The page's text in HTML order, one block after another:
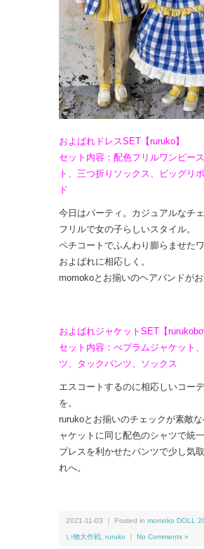
およばれドレスSET【ruruko】
セット内容：配色フリルワンピー
ト、三つ折りソックス、ビッグリ
ド
今日はパーティ。カジュアルなチ
フリルで女の子らしいスタイル。
ペチコートでふんわり膨らませた
およばれに相応しく。
momokoとお揃いのヘアバンドがお
およばれジャケットSET【
セット内容：ぺプラムジャケット
ツ、タックパンツ、ソックス
エスコートするのに相応しいコー
を。
rurukoとお揃いのチェックが素敵
ャケットに同じ配色のシャツで統一
プレスを利かせたパンツで少し気
れへ。
2021-11-03 ｜ Posted in momoko DOLL
い物大作戦 ruruko No Comments »